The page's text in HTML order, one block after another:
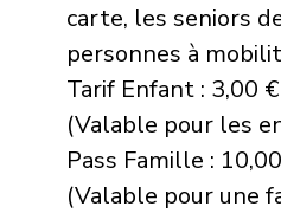
carte, les seniors
personnes à
Tarif Enfant : 3,00 €
(Valable pour les
Pass Famille :
(Valable pour une